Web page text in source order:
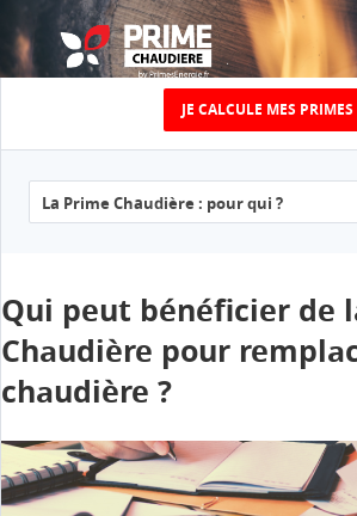
JUSQU’À
PRIME
POUR LE
VOTRE
CHAUDIÈRE
Calculez le montant de votre
JE CALCULE MES PRIMES
Qui peut bénéficier de
Chaudière pour
chaudière ?